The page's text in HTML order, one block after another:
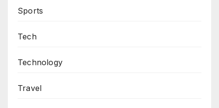
Sports
Tech
Technology
Travel